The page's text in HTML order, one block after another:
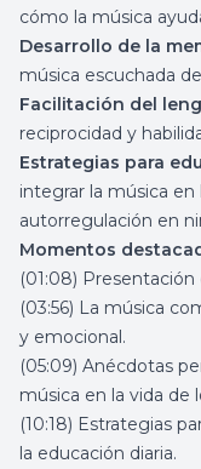
cómo la música
Desarrollo de la
música escuchada
Facilitación del
reciprocidad y
Estrategias para
integrar la música
autorregulación en
Momentos
(01:08) Presentación
(03:56) La música
y emocional.
(05:09) Anécdotas
música en la vida de
(10:18) Estrategias
la educación diaria.